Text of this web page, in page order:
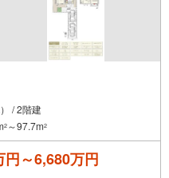
/ 2階建
2 ～97.7m2
円～6,680万円